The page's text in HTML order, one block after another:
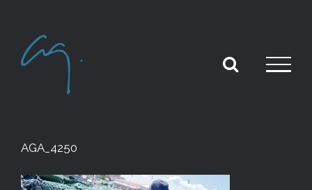
content
AGA_4250